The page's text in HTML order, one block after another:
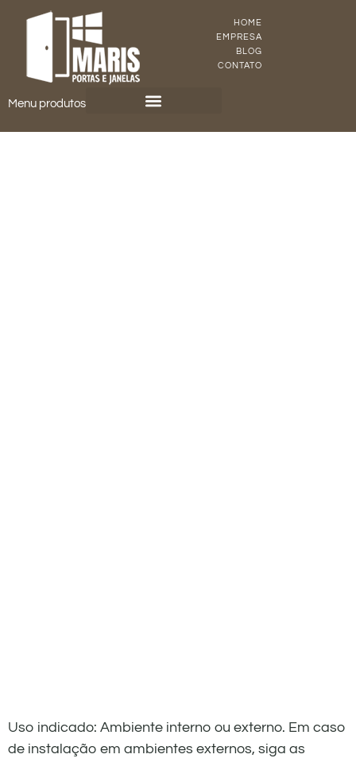
HOME
EMPRESA
BLOG
CONTATO
Menu produtos
Uso indicado: Ambiente interno ou externo. Em caso
de instalação em ambientes externos, siga as